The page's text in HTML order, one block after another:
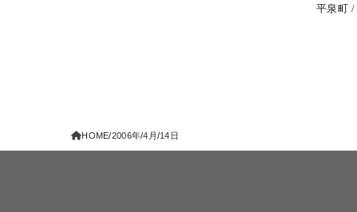
平泉町
HOME 2006年 4月 14日